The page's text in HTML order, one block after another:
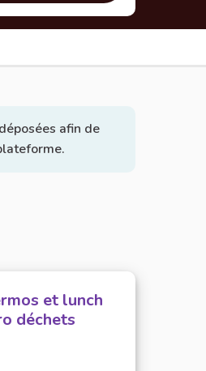
afin de
et lunch
déchets